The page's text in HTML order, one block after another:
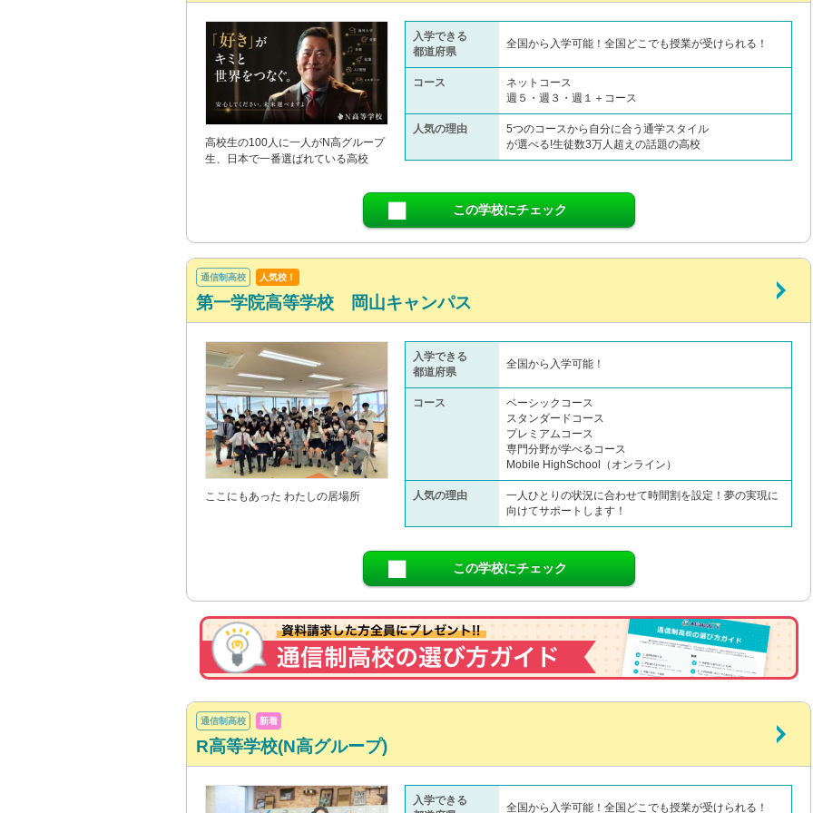
高校生の100人に一人がN高グループ
生、日本で一番選ばれている高校
入学できる
都道府県
全国から入学可能！全国どこでも授業が受けられる！
コース
ネットコース
週５・週３・週１＋コース
人気の理由
5つのコースから自分に合う通学スタイル
が選べる!生徒数3万人超えの話題の高校
この学校にチェック
通信制高校 人気校！
第一学院高等学校 岡山キャンパス
ここにもあった わたしの居場所
入学できる
都道府県
全国から入学可能！
コース
ベーシックコース
スタンダードコース
プレミアムコース
専門分野が学べるコース
Mobile HighSchool（オンライン）
人気の理由
一人ひとりの状況に合わせて時間割を設定！夢の実現に
向けてサポートします！
この学校にチェック
通信制高校 新着
R高等学校(N高グループ)
入学できる
全国から入学可能！全国どこでも授業が受けられる！